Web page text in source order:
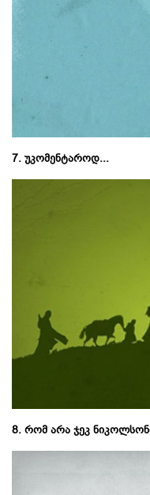
7. უკომენტაროდ...
8. რომ არა ჯეკ